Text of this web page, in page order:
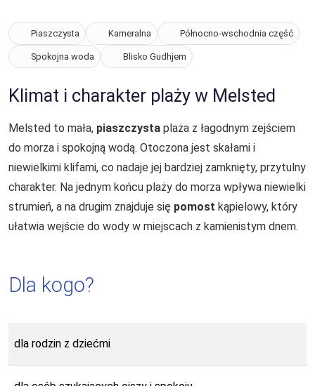
Piaszczysta Kameralna Północno-wschodnia część
Spokojna woda Blisko Gudhjem
Klimat i charakter plaży w Melsted
Melsted to mała, piaszczysta plaża z łagodnym zejściem
do morza i spokojną wodą. Otoczona jest skałami i
niewielkimi klifami, co nadaje jej bardziej zamknięty, przytulny
charakter. Na jednym końcu plaży do morza wpływa niewielki
strumień, a na drugim znajduje się pomost kąpielowy, który
ułatwia wejście do wody w miejscach z kamienistym dnem.
Dla kogo?
dla rodzin z dziećmi